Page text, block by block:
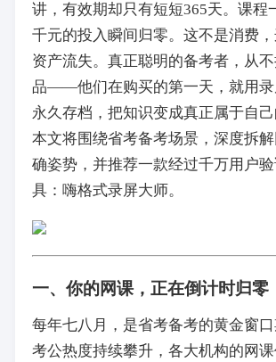
讲，有效期却只有短短365天。课程
千元的投入瞬间归零。这不是消费
资产流失。真正聪明的备考者，从
品——他们在购买的第一天，就用录
永久存档，把知识变成真正属于自己
本文将围绕省考备考场景，深度拆
确姿势，并推荐一款经过千万用户
具：嗨格式录屏大师。
一、你的网课，正在倒计时归零
每年七八月，是省考备考的黄金窗
考公热度持续攀升，各大机构的网